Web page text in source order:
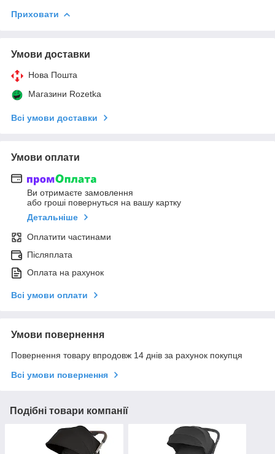
Приховати
Умови доставки
Нова Пошта
Магазини Rozetka
Всі умови доставки
Умови оплати
Ви отримаєте замовлення
або гроші повернуться на вашу картку
Детальніше
Оплатити частинами
Післяплата
Оплата на рахунок
Всі умови оплати
Умови повернення
Повернення товару впродовж 14 днів за рахунок покупця
Всі умови повернення
Подібні товари компанії